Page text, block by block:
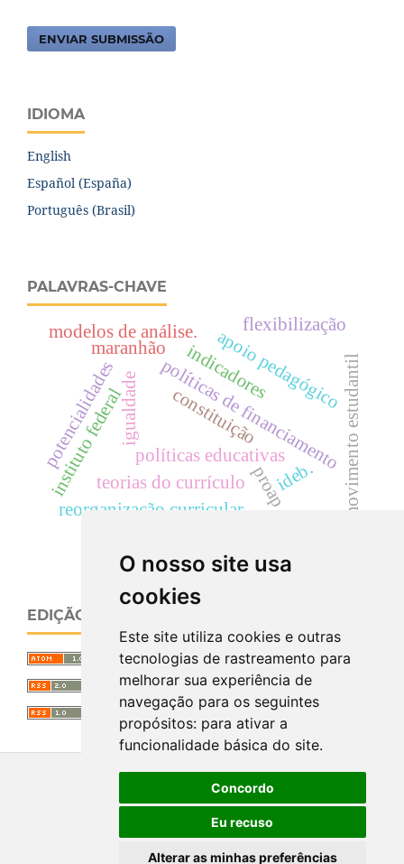
O nosso site usa
cookies
Este site utiliza cookies e outras
tecnologias de rastreamento para
melhorar sua experiência de
navegação para os seguintes
propósitos: para ativar a
funcionalidade básica do site.
Concordo
Eu recuso
Alterar as minhas preferências
ENVIAR SUBMISSÃO
IDIOMA
English
Español (España)
Português (Brasil)
PALAVRAS-CHAVE
políticas educativas
igualdade
instituto federal proap
políticas de financiamento
constituição
indicadores movimento estudantil
potencialidades apoio pedagógico
reorganização curricular
modelos de análise. flexibilização
teorias do currículo ideb.
maranhão
EDIÇÃO ATUAL